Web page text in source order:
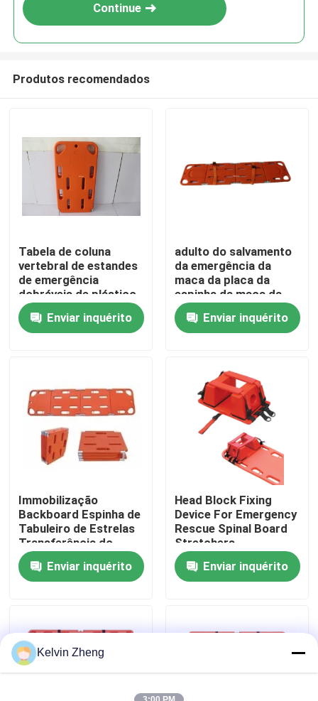
Para casa
Produtos
Sobre nós
Visita à fábrica
Controle de qualidade
Contacte-nos
Casos
Solicite um orçamento
Continue
Produtos recomendados
Tabela de coluna
vertebral de estandes
de emergência
dobráveis de plástico
de alta densidade com
penetração por raios-
X e TC
Enviar inquérito
adulto do salvamento
da emergência da
maca da placa da
espinha da maca da
evacuação da
emergência de 20in
Enviar inquérito
Immobilização
Backboard Espinha de
Tabuleiro de Estrelas
Transferência do
Paciente Com Head
ImmobilizerEnviar inquérito
Head Block Fixing
Device For Emergency
Rescue Spinal Board
Stretchers
Enviar inquérito
Kelvin Zheng